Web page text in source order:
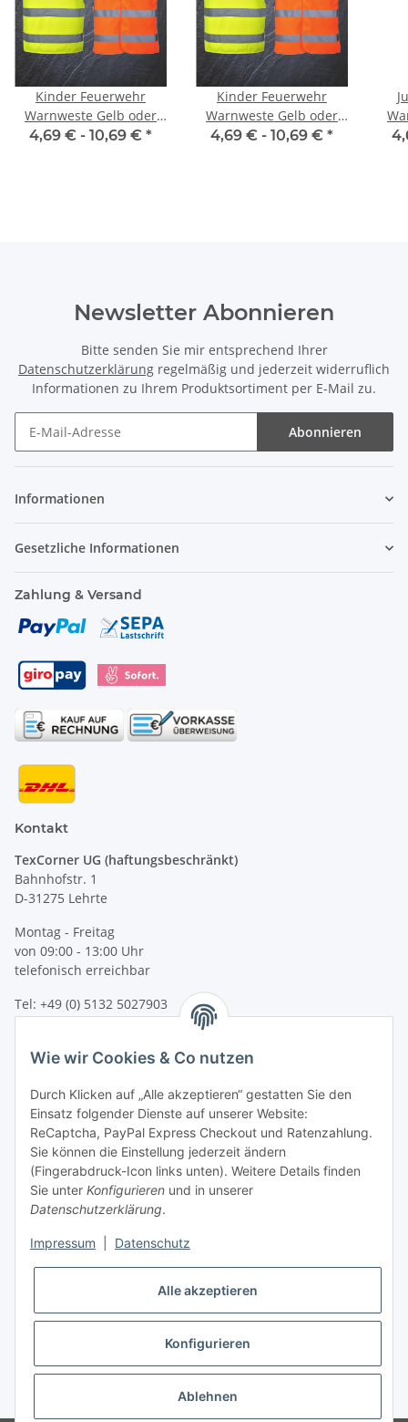
Kinder Feuerwehr
Warnweste Gelb oder
Orange #4
4,69 € - 10,69 € *
Kinder Feuerwehr
Warnweste Gelb oder
Orange #3
4,69 € - 10,69 € *
Newsletter Abonnieren
Bitte senden Sie mir entsprechend Ihrer
Datenschutzerklärung regelmäßig und jederzeit widerruflich
Informationen zu Ihrem Produktsortiment per E-Mail zu.
Abonnieren
Informationen
Gesetzliche Informationen
Zahlung & Versand
Kontakt
TexCorner UG (haftungsbeschränkt)
Bahnhofstr. 1
D-31275 Lehrte
Montag - Freitag
von 09:00 - 13:00 Uhr
telefonisch erreichbar
Tel: +49 (0) 5132 5027903
Fax: +49 (0) 5132 8230693
Vertrag widerrufen
* Alle Preise inkl. gesetzlicher USt., zzgl.Versand
Wie wir Cookies & Co nutzen
Durch Klicken auf „Alle akzeptieren“ gestatten Sie den
Einsatz folgender Dienste auf unserer Website:
ReCaptcha, PayPal Express Checkout und Ratenzahlung.
Sie können die Einstellung jederzeit ändern
(Fingerabdruck-Icon links unten). Weitere Details finden
Sie unter Konfigurieren und in unserer
Datenschutzerklärung.
Impressum Datenschutz
Alle akzeptieren
Konfigurieren
Ablehnen